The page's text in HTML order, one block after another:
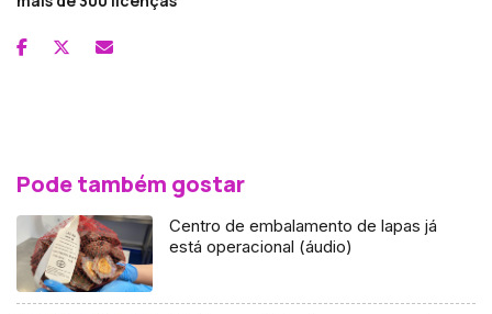
Pode também gostar
Centro de embalamento de lapas já
está operacional (áudio)